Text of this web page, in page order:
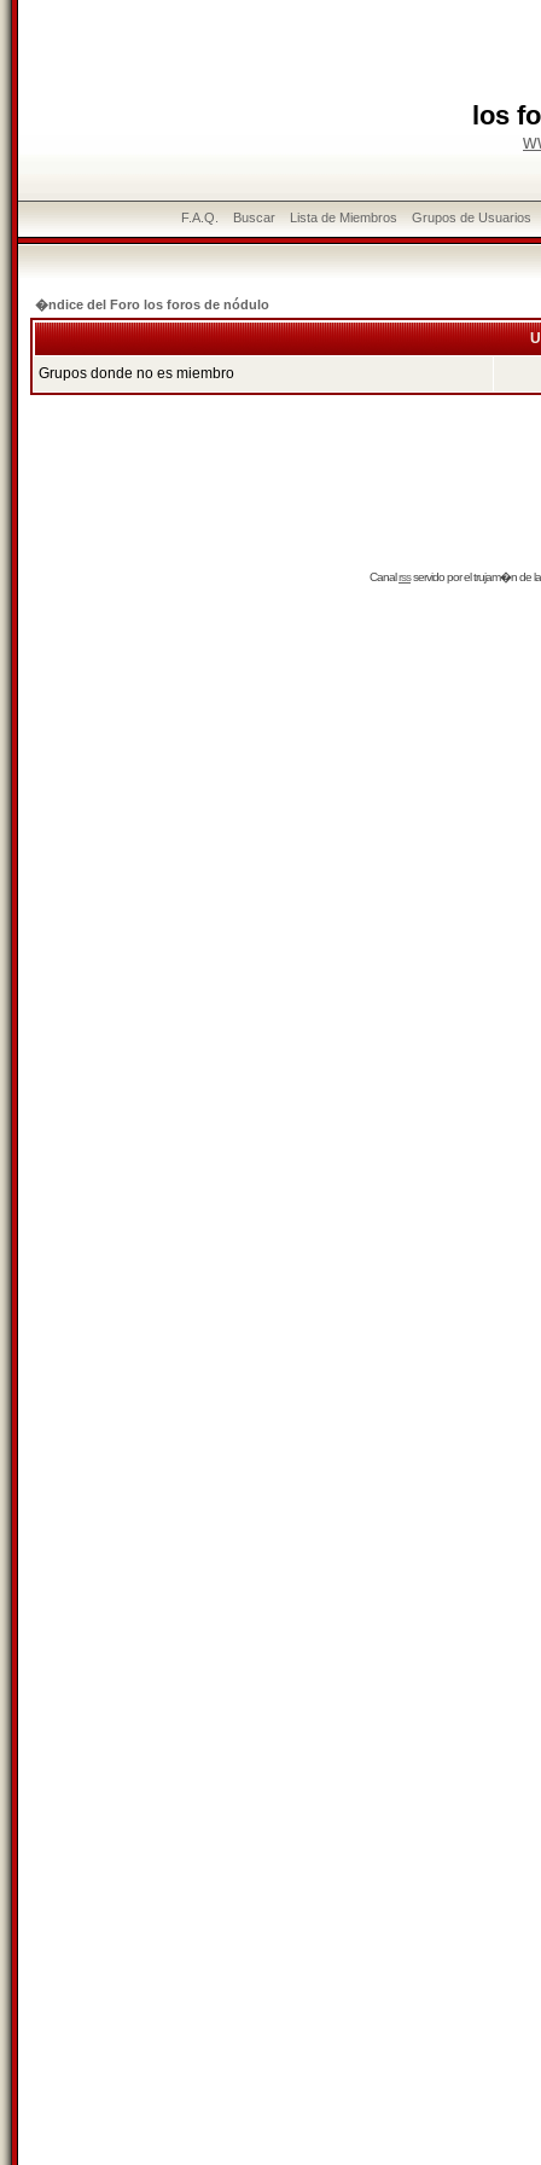
los
F.A.Q. Buscar Lista de Miembros Grupos de Usuarios
�ndice del Foro los foros de nódulo
Grupos donde no es miembro
Canalrssservido por eltrujam�nde